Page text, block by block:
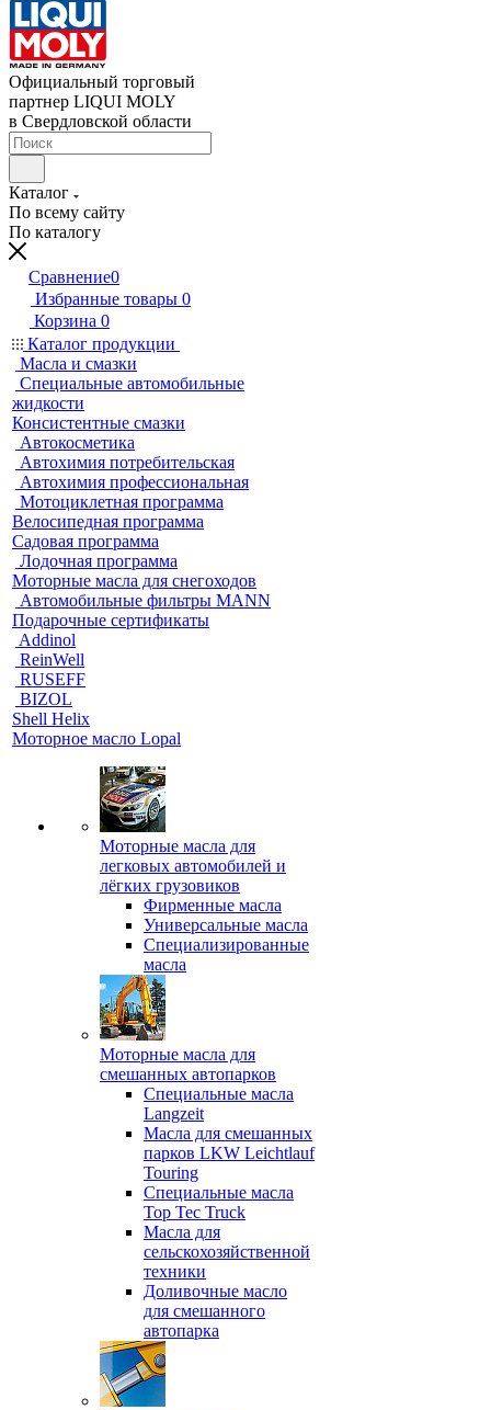
Официальный торговый
партнер LIQUI MOLY
в Свердловской области
Каталог
По всему сайту
По каталогу
Сравнение0
Избранные товары 0
Корзина 0
Каталог продукции
Масла и смазки
Специальные автомобильные
жидкости
Консистентные смазки
Автокосметика
Автохимия потребительская
Автохимия профессиональная
Мотоциклетная программа
Велосипедная программа
Садовая программа
Лодочная программа
Моторные масла для снегоходов
Автомобильные фильтры MANN
Подарочные сертификаты
Addinol
ReinWell
RUSEFF
BIZOL
Shell Helix
Моторное масло Lopal
Моторные масла для
легковых автомобилей и
лёгких грузовиков
Фирменные масла
Универсальные масла
Специализированные
масла
Моторные масла для
смешанных автопарков
Специальные масла
Langzeit
Масла для смешанных
парков LKW Leichtlauf
Touring
Специальные масла
Top Tec Truck
Масла для
сельскохозяйственной
техники
Доливочные масло
для смешанного
автопарка